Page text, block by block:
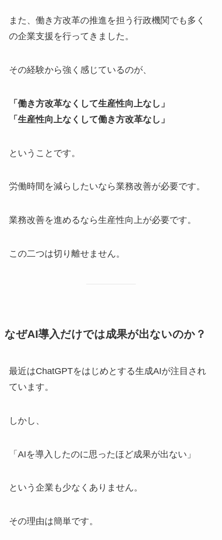
また、働き方改革の推進を担う行政機関でも多く
の企業支援を行ってきました。
その経験から強く感じているのが、
「働き方改革なくして生産性向上なし」
「生産性向上なくして働き方改革なし」
ということです。
労働時間を減らしたいなら業務改善が必要です。
業務改善を進めるなら生産性向上が必要です。
この二つは切り離せません。
なぜAI導入だけでは成果が出ないのか？
最近はChatGPTをはじめとする生成AIが注目され
ています。
しかし、
「AIを導入したのに思ったほど成果が出ない」
という企業も少なくありません。
その理由は簡単です。